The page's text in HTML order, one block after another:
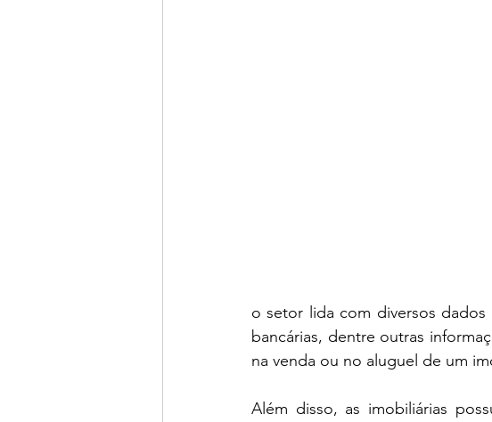
o setor lida com diversos
bancárias, dentre outras
na venda ou no aluguel de um
Além disso, as imobiliárias